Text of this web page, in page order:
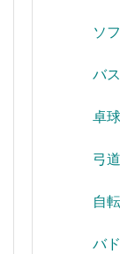
ソ
バ
卓
弓
自
バ